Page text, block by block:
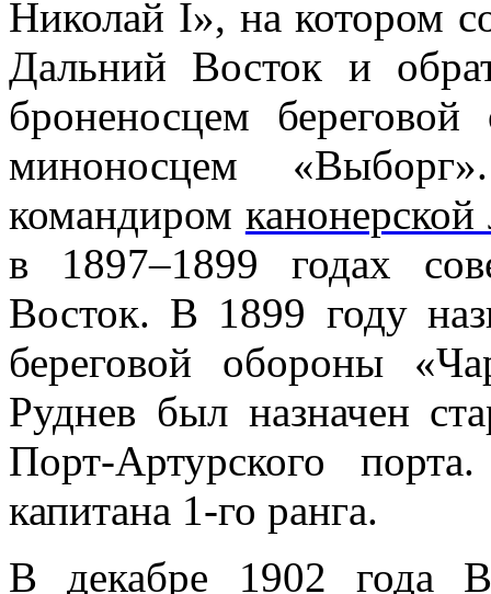
Николай I», на котором
Дальний Восток и
броненосцем
миноносцем «Выборг
командиром канонерской
в 1897–1899 годах
Восток. В 1899 году
береговой обороны «
Руднев был назначен
Порт-Артурского
капитана 1-го ранга.
В декабре 1902 года